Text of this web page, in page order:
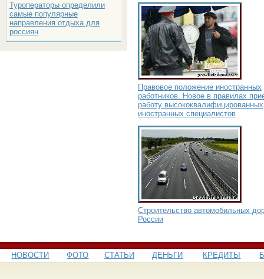
Туроператоры определили
самые популярные
направления отдыха для
россиян
Правовое положение иностранных
работников. Новое в правилах
работу высококвалифицированных
иностранных специалистов
Строительство автомобильных
России
НОВОСТИ ФОТО СТАТЬИ ДЕНЬГИ КРЕДИТЫ